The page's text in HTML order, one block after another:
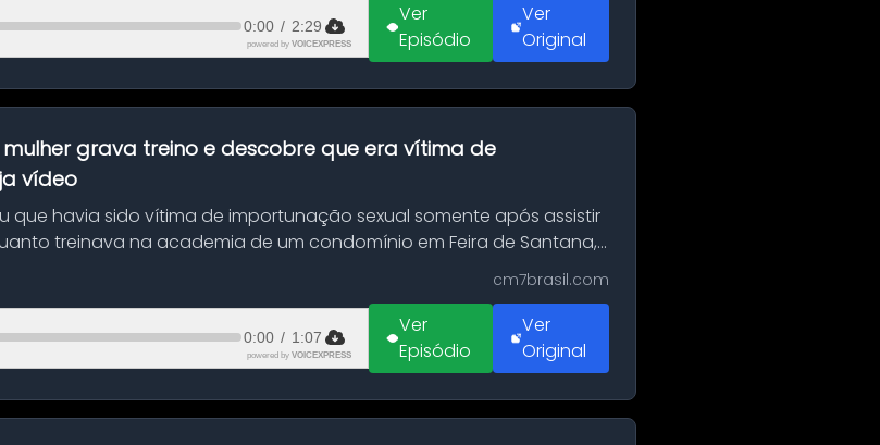
0:00 / 2:29
powered by VOICEXPRESS
Ver
Episódio
Ver
Original
mulher grava treino e descobre que era vítima de
vídeo
que havia sido vítima de importunação sexual somente após assistir
treinava na academia de um condomínio em Feira de Santana,
cm7brasil.com
0:00 / 1:07
powered by VOICEXPRESS
Ver
Episódio
Ver
Original